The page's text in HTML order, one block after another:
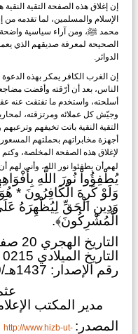
إن إغلاق هذه الصفحة التقية
الإسلام والمسلمين، لما ‏تقدمه
محمد ‏ﷺ، ومن آراء سياسية واضحة
الصحيحة لمعرفة صديقهم الذي
الدوائر.‏
إن الغرب الكافر يمكر بهذه
الناس، بعد أن أرّقته وأقضت
أسلحته، واستخدم ما تفتقت عنه
وجيّش كل عملائه ومرتزقته،
التقية النقية باتت ‏تخيفهم
أجهزة مخابراتهم بحملتهم
لإغلاق هذه الصفحة المخلصة،
لهم أن يطفئوا نور الله، وأنى
يُطْفِؤُواْ نُورَ اللَّهِ
وَلَوْ كَرِهَ الْكَافِرُونَ *
وَدِينِ الْحَقِّ لِيُظْهِرَهُ
‏الْمُشْرِكُونَ﴾.‏
التاريخ الهجري 20 صفر 1437
التاريخ الميلادي 0215
رقم الإصدار: 1437هـ/010
مدير المكتب
المصدر: http://www.hizb-ut-